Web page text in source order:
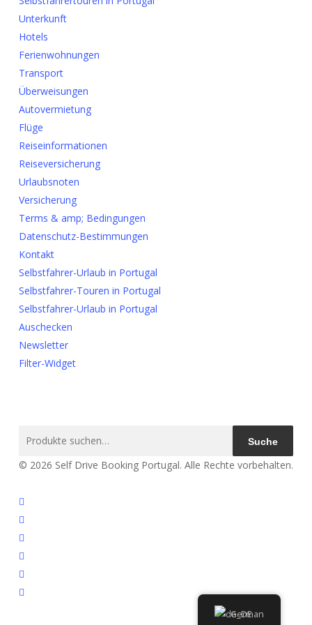
Unterkunft
Hotels
Ferienwohnungen
Transport
Überweisungen
Autovermietung
Flüge
Reiseinformationen
Reiseversicherung
Urlaubsnoten
Versicherung
Terms & amp; Bedingungen
Datenschutz-Bestimmungen
Kontakt
Selbstfahrer-Urlaub in Portugal
Selbstfahrer-Touren in Portugal
Selbstfahrer-Urlaub in Portugal
Auschecken
Newsletter
Filter-Widget
Suche
© 2026 Self Drive Booking Portugal. Alle Rechte vorbehalten.
twittern
Facebook
verlinktin
Youtube
Instagram
Email
German